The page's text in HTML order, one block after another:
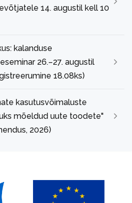
14. augustil kell 10
kalanduse
26.–27. augustil
18.08ks)
kasutusvõimaluste
mõeldud uute toodete"
2026)